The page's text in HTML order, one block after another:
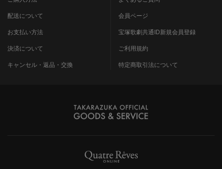
配送について
お支払い方法
決済について
キャンセル・返品・交換
会員ページ
宝塚歌劇共通ID新規会員登録
ご利用規約
特定商取引法について